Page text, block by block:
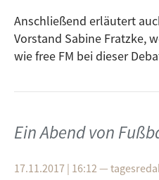
Anschließend erläutert
Vorstand Sabine Fratzke,
wie free FM bei dieser
Ein Abend von
17.11.2017 | 16:12—